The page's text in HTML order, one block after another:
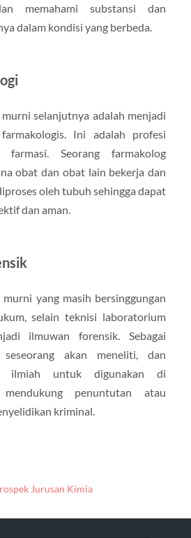
memahami substansi dan
dalam kondisi yang berbeda.
selanjutnya adalah menjadi
Ini adalah profesi
Seorang farmakolog
obat dan obat lain bekerja dan
oleh tubuh sehingga dapat
dan aman.
yang masih bersinggungan
selain teknisi laboratorium
ilmuwan forensik. Sebagai
akan meneliti, dan
ilmiah untuk digunakan di
penuntutan atau
kriminal.
Jurusan Kimia